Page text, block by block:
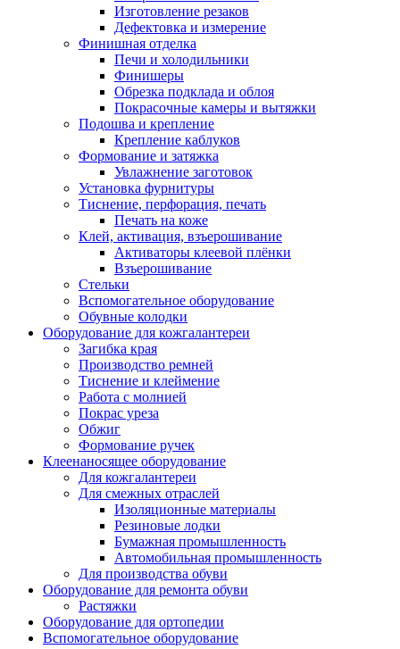
Изготовление резаков
Дефектовка и измерение
Финишная отделка
Печи и холодильники
Финишеры
Обрезка подклада и облоя
Покрасочные камеры и вытяжки
Подошва и крепление
Крепление каблуков
Формование и затяжка
Увлажнение заготовок
Установка фурнитуры
Тиснение, перфорация, печать
Печать на коже
Клей, активация, взъерошивание
Активаторы клеевой плёнки
Взъерошивание
Стельки
Вспомогательное оборудование
Обувные колодки
Оборудование для кожгалантереи
Загибка края
Производство ремней
Тиснение и клеймение
Работа с молнией
Покрас уреза
Обжиг
Формование ручек
Клеенаносящее оборудование
Для кожгалантереи
Для смежных отраслей
Изоляционные материалы
Резиновые лодки
Бумажная промышленность
Автомобильная промышленность
Для производства обуви
Оборудование для ремонта обуви
Растяжки
Оборудование для ортопедии
Вспомогательное оборудование